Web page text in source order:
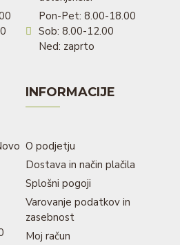
Pon-Pet: 8.00-18.00
Sob: 8.00-12.00
Ned: zaprto
INFORMACIJE
O podjetju
Dostava in način plačila
Splošni pogoji
Varovanje podatkov in
zasebnost
Moj račun